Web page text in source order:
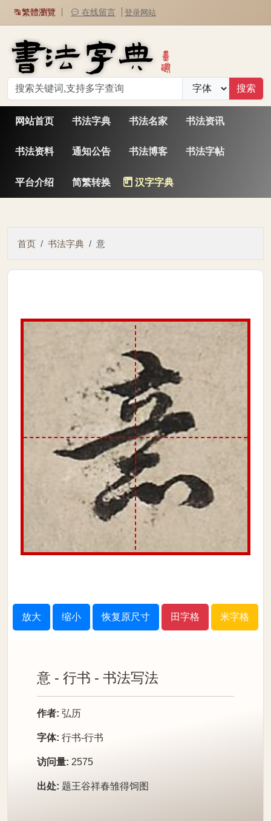
繁體瀏覽 在线留言 登录网站
网站首页 书法字典 书法名家 书法资讯
书法资料 通知公告 书法博客 书法字帖
平台介绍 简繁转换 汉字字典
首页 书法字典 意
放大 缩小 恢复原尺寸 田字格 米字格
意 - 行书 - 书法写法
作者: 弘历
字体: 行书-行书
访问量: 2575
出处: 题王谷祥春雏得饲图